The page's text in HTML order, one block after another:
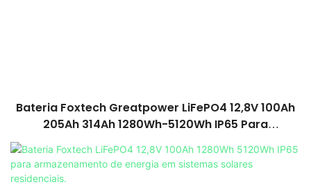
Bateria Foxtech Greatpower LiFePO4 12,8V 100Ah
205Ah 314Ah 1280Wh-5120Wh IP65 Para